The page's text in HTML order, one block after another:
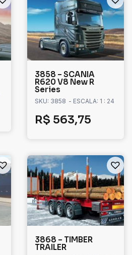
3858 – SCANIA
R620 V8 New R
Series
SKU: 3858 - ESCALA: 1 : 24
R$ 563,75
3868 – TIMBER
TRAILER